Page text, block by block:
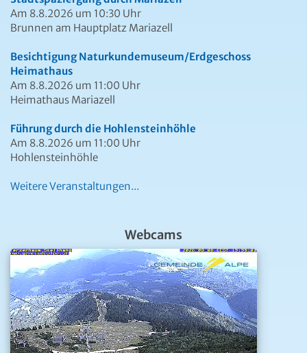
Am 8.8.2026 um 10:30 Uhr
Brunnen am Hauptplatz Mariazell
Besichtigung Naturkundemuseum/Erdgeschoss
Heimathaus
Am 8.8.2026 um 11:00 Uhr
Heimathaus Mariazell
Führung durch die Hohlensteinhöhle
Am 8.8.2026 um 11:00 Uhr
Hohlensteinhöhle
Weitere Veranstaltungen...
Webcams